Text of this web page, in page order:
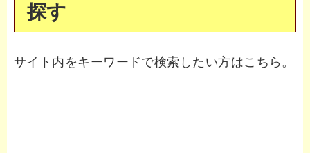
探す
サイト内をキーワードで検索したい方はこちら。